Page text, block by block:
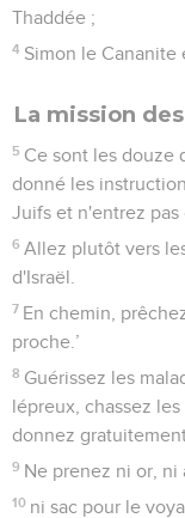
Thaddée ;
4 Simon le Cananite
La mission
5 Ce sont les douze
donné les
Juifs et n'entrez pas
6 Allez plutôt vers
d'Israël.
7 En chemin,
proche.’
8 Guérissez les
lépreux, chassez
donnez
9 Ne prenez ni or, ni
10 ni sac pour le